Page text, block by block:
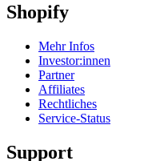
Shopify
Mehr Infos
Investor:innen
Partner
Affiliates
Rechtliches
Service-Status
Support